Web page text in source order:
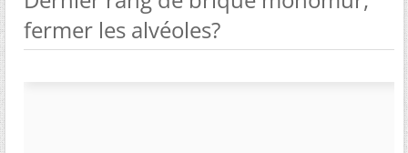
fermer les alvéoles?